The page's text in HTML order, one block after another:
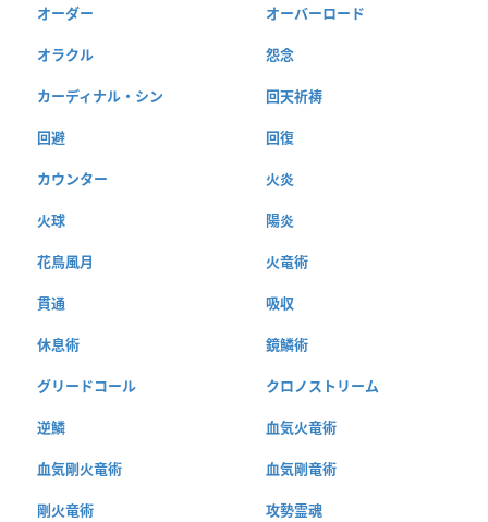
オーダー オーバーロード
オラクル 怨念
カーディナル・シン 回天祈祷
回避 回復
カウンター 火炎
火球 陽炎
花鳥風月 火竜術
貫通 吸収
休息術 鏡鱗術
グリードコール クロノストリーム
逆鱗 血気火竜術
血気剛火竜術 血気剛竜術
剛火竜術 攻勢霊魂